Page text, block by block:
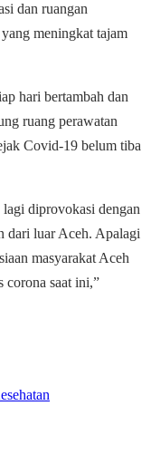
dan ruangan
meningkat tajam
hari bertambah dan
ruang perawatan
Covid-19 belum tiba
lagi diprovokasi dengan
dari luar Aceh. Apalagi
masyarakat Aceh
corona saat ini,”